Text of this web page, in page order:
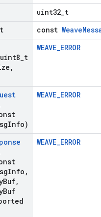
uint32_t
const
t
,
WEAVE_ERROR
Info)
WEAVE_ERROR
Info ,
Buf,
Buf
WEAVE_ERROR